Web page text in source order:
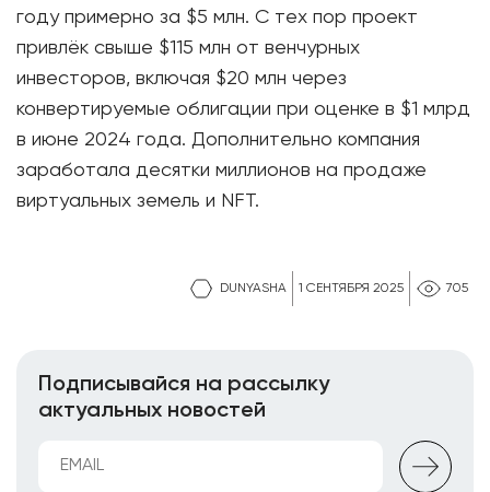
DUNYASHA 1 СЕНТЯБРЯ 2025 705
году примерно за $5 млн. С тех пор проект
привлёк свыше $115 млн от венчурных
инвесторов, включая $20 млн через
конвертируемые облигации при оценке в $1 млрд
в июне 2024 года. Дополнительно компания
заработала десятки миллионов на продаже
виртуальных земель и NFT.
Подписывайся на рассылку
актуальных новостей